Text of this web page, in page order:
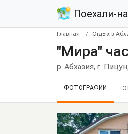
Поехали-
Главная Отдых в
"Мира"
р. Абхазия, г.
ФОТОГРАФИИ